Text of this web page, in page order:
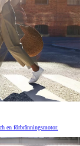
en förbränningsmotor.